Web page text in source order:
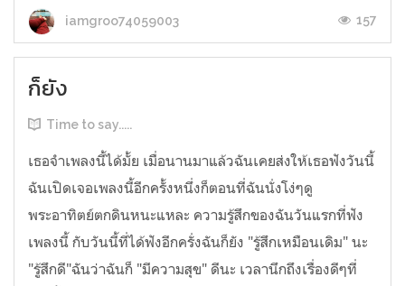
iamgroo74059003 157
ก็ยัง
Time to say.....
เธอจำเพลงนี้ได้มั้ย เมื่อนานมาแล้วฉันเคยส่งให้เธอฟังวันนี้
ฉันเปิดเจอเพลงนี้อีกครั้งหนึ่งก็ตอนที่ฉันนั่งโง่ๆดู
พระอาทิตย์ตกดินหนะแหละ ความรู้สึกของฉันวันแรกที่ฟัง
เพลงนี้ กับวันนี้ที่ได้ฟังอีกครั่งฉันก็ยัง "รู้สึกเหมือนเดิม" นะ
"รู้สึกดี"ฉันว่าฉันก็ "มีความสุข" ดีนะ เวลานึกถึงเรื่องดีๆที่